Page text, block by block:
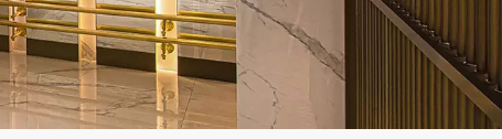
Español
中文